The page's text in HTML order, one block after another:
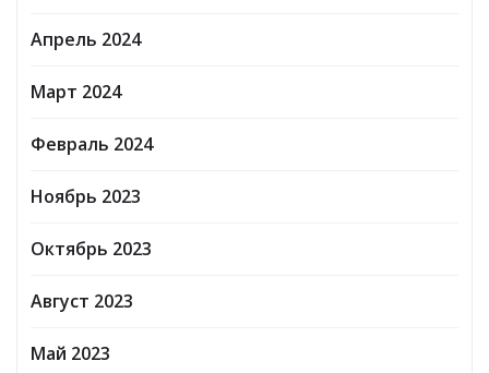
Апрель 2024
Март 2024
Февраль 2024
Ноябрь 2023
Октябрь 2023
Август 2023
Май 2023